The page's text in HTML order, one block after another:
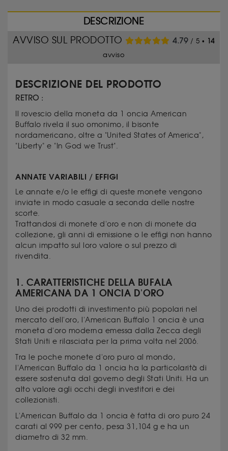
DESCRIZIONE
AVVISO SUL PRODOTTO
4.79/ 5 • 14
avviso
DESCRIZIONE DEL PRODOTTO
RETRO :
Il rovescio della moneta da 1 oncia American
Buffalo rivela il suo omonimo, il bisonte
nordamericano, oltre a "United States of America",
"Liberty" e "In God we Trust".
ANNATE VARIABILI / EFFIGI
Le annate e/o le effigi di queste monete vengono
inviate in modo casuale a seconda delle nostre
scorte.
Trattandosi di monete d'oro e non di monete da
collezione, gli anni di emissione o le effigi non hanno
alcun impatto sul loro valore o sul prezzo di
rivendita.
1. CARATTERISTICHE DELLA BUFALA
AMERICANA DA 1 ONCIA D'ORO
Uno dei prodotti di investimento più popolari nel
mercato dell'oro, l'American Buffalo 1 oncia è una
moneta d'oro moderna emessa dalla Zecca degli
Stati Uniti e rilasciata per la prima volta nel 2006.
Tra le poche monete d'oro puro al mondo,
l'American Buffalo da 1 oncia ha la particolarità di
essere sostenuta dal governo degli Stati Uniti. Ha un
alto valore agli occhi degli investitori e dei
collezionisti.
L'American Buffalo da 1 oncia è fatta di oro puro 24
carati al 999 per cento, pesa 31,104 g e ha un
diametro di 32 mm.